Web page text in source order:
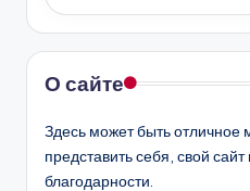
О сайте
Здесь может быть отличное
представить себя, свой
благодарности.